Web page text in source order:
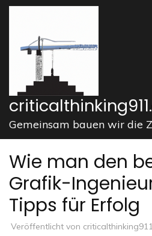
Zum
springen
drücken)
Gemeinsam bauen wir die
Wie man den
Grafik-
Tipps für Erfolg
Veröffentlicht von